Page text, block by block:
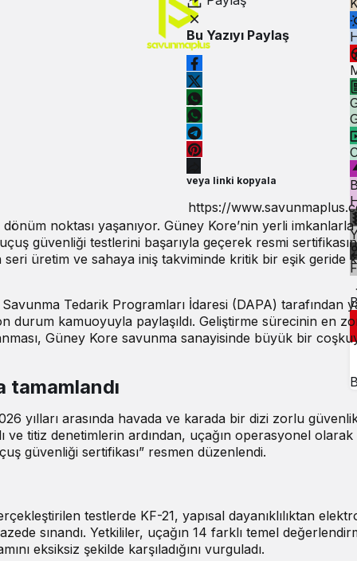
Bu Yazıyı Paylaş
veya linki kopyala
dönüm noktası yaşanıyor. Güney Kore’nin yerli imkanlarla
güvenliği testlerini başarıyla geçerek resmi
üretim ve sahaya iniş takviminde kritik bir eşik geride
Tedarik Programları İdaresi (DAPA) tarafından
durum kamuoyuyla paylaşıldı. Geliştirme sürecinin en
Güney Kore savunma sanayisinde büyük bir
tamamlandı
yılları arasında havada ve karada bir dizi zorlu
ve titiz denetimlerin ardından, uçağın operasyonel olarak
güvenliği sertifikası” resmen düzenlendi.
testlerde KF-21, yapısal dayanıklılıktan
sınandı. Yetkililer, uçağın 14 farklı temel
eksiksiz şekilde karşıladığını vurguladı.